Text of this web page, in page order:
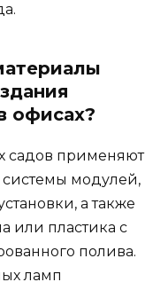
офисах?
садов применяют
модулей,
а также
или пластика с
полива.
ламп